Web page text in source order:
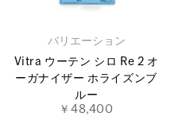
バリエーション
Vitra ウーテン シロ Re 2 オ
ーガナイザー ホライズンブ
ルー
￥48,400